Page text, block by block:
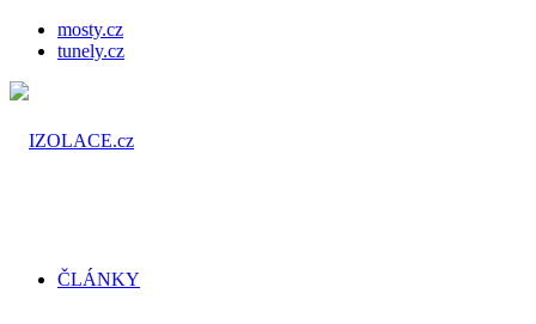
mosty.cz
tunely.cz
ČLÁNKY